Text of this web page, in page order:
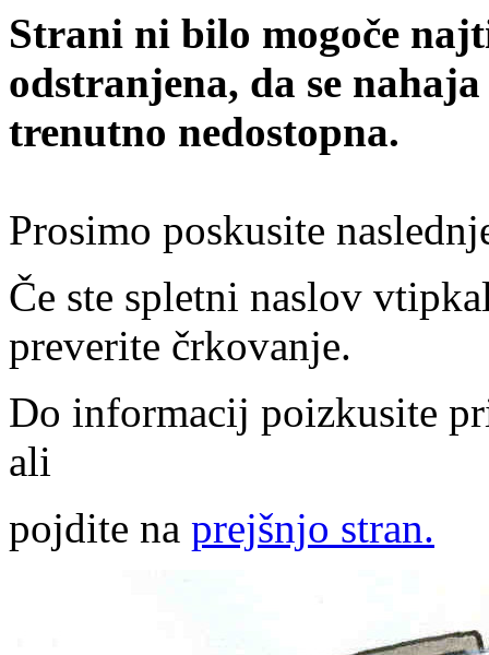
Strani ni bilo mogoče
odstranjena, da se
trenutno nedostopna.
Prosimo poskusite
Če ste spletni naslov
preverite črkovanje.
Do informacij poizkusite
ali
pojdite na prejšnjo stran.